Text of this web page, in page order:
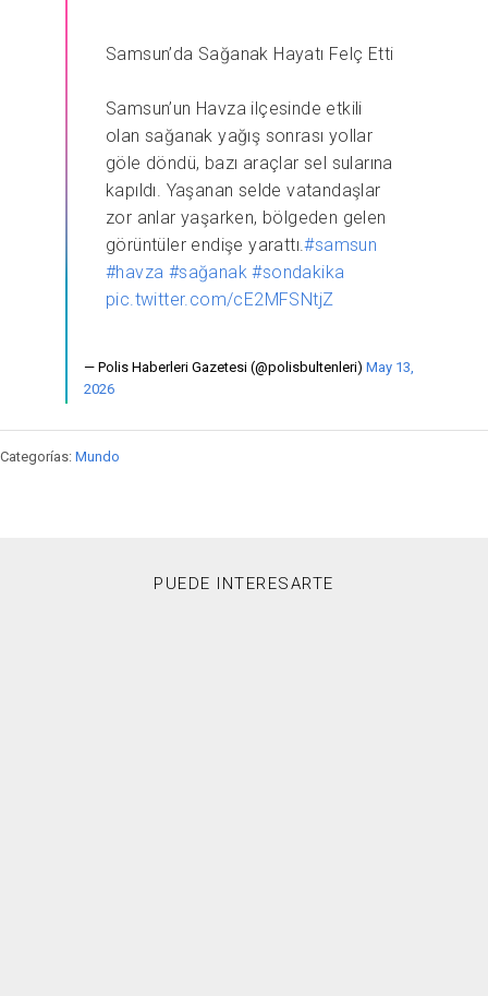
Samsun’da Sağanak Hayatı Felç Etti
Samsun’un Havza ilçesinde etkili
olan sağanak yağış sonrası yollar
göle döndü, bazı araçlar sel sularına
kapıldı. Yaşanan selde vatandaşlar
zor anlar yaşarken, bölgeden gelen
görüntüler endişe yarattı.#samsun
#havza #sağanak #sondakika
pic.twitter.com/cE2MFSNtjZ
— Polis Haberleri Gazetesi (@polisbultenleri) May 13,
2026
Categorías: Mundo
PUEDE INTERESARTE